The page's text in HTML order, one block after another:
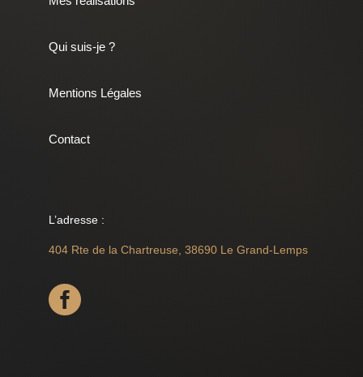
Qui suis-je ?
Mentions Légales
Contact
L’adresse :
404 Rte de la Chartreuse, 38690 Le Grand-Lemps
